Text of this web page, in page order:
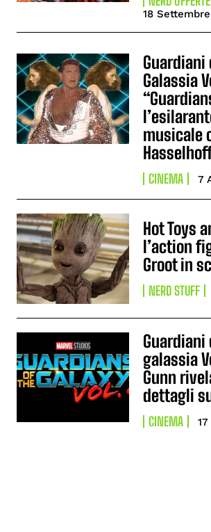
18
Guardiani
Galassia
musicale
CINEMA 7
Hot Toys
l’action
Groot in
NERD STUFF
Guardiani
galassia
Gunn
dettagli
CINEMA